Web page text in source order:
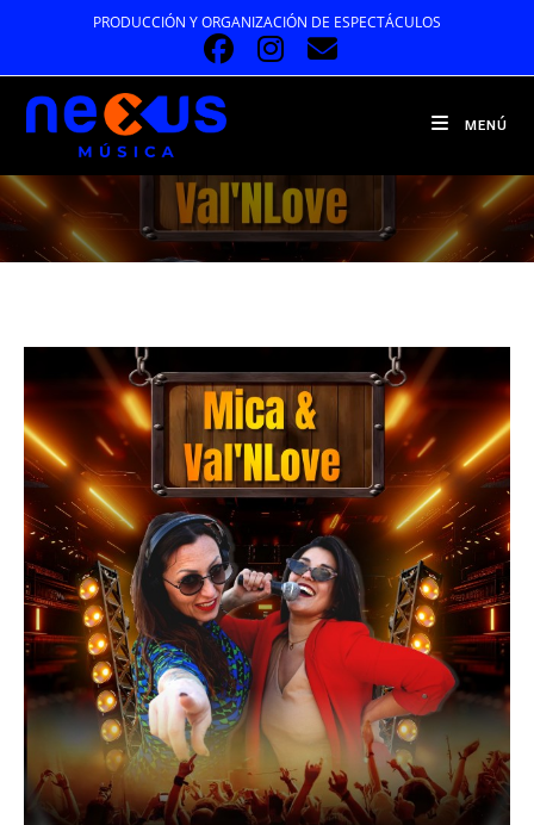
contenido
PRODUCCIÓN Y ORGANIZACIÓN DE ESPECTÁCULOS
MENÚ